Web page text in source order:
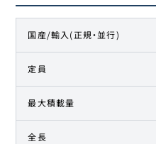
国産/輸入(正規・並行)
定員
最大積載量
全長